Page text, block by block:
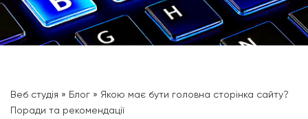
Веб студія » Блог » Якою має бути головна сторінка сайту?
Поради та рекомендації